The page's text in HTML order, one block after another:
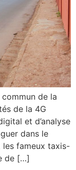
de la
de la 4G
et d’analyse
dans le
les fameux taxis-
de […]